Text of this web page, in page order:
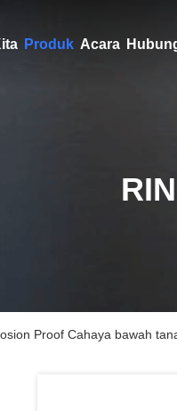
Kita Produk Acara
Proof Cahaya bawah